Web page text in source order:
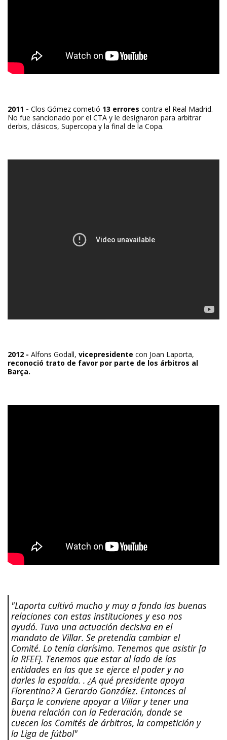
2011 - Clos Gómez cometió 13 errores contra el Real Madrid.
No fue sancionado por el CTA y le designaron para arbitrar
derbis, clásicos, Supercopa y la final de la Copa.
2012 - Alfons Godall, vicepresidente con Joan Laporta,
reconoció trato de favor por parte de los árbitros al
Barça.
"Laporta cultivó mucho y muy a fondo las buenas
relaciones con estas instituciones y eso nos
ayudó. Tuvo una actuación decisiva en el
mandato de Villar. Se pretendía cambiar el
Comité. Lo tenía clarísimo. Tenemos que asistir [a
la RFEF]. Tenemos que estar al lado de las
entidades en las que se ejerce el poder y no
darles la espalda. . ¿A qué presidente apoya
Florentino? A Gerardo González. Entonces al
Barça le conviene apoyar a Villar y tener una
buena relación con la Federación, donde se
cuecen los Comités de árbitros, la competición y
la Liga de fútbol"